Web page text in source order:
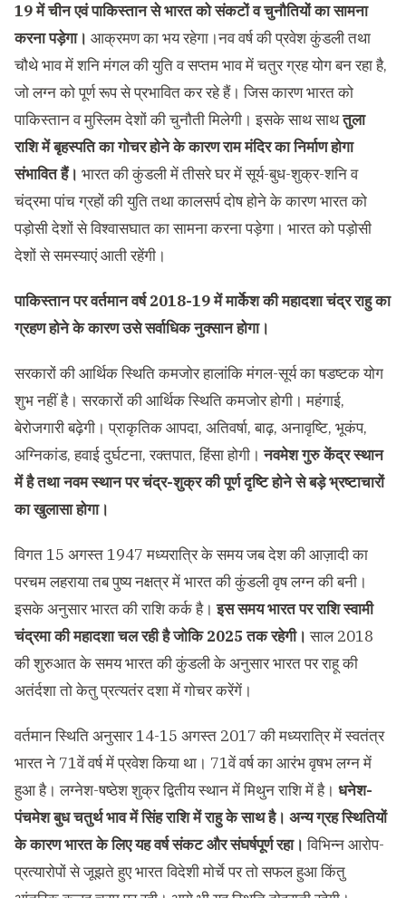
19 में चीन एवं पाकिस्तान से भारत को संकटों व चुनौतियों का सामना
करना पड़ेगा। आक्रमण का भय रहेगा।नव वर्ष की प्रवेश कुंडली तथा
चौथे भाव में शनि मंगल की युति व सप्तम भाव में चतुर ग्रह योग बन रहा है,
जो लग्न को पूर्ण रूप से प्रभावित कर रहे हैं। जिस कारण भारत को
पाकिस्तान व मुस्लिम देशों की चुनौती मिलेगी। इसके साथ साथतुला
राशि में बृहस्पति का गोचर होने के कारण राम मंदिर का निर्माण होगा
संभावित हैं। भारत की कुंडली में तीसरे घर में सूर्य-बुध-शुक्र-शनि व
चंद्रमा पांच ग्रहों की युति तथा कालसर्प दोष होने के कारण भारत को
पड़ोसी देशों से विश्वासघात का सामना करना पड़ेगा। भारत को पड़ोसी
देशों से समस्याएं आती रहेंगी।
पाकिस्तान पर वर्तमान वर्ष 2018-19 में मार्केश की महादशा चंद्र राहु का
ग्रहण होने के कारण उसे सर्वाधिक नुक्सान होगा।
सरकारों की आर्थिक स्थिति कमजोर हालांकि मंगल-सूर्य का षडष्टक योग
शुभ नहीं है। सरकारों की आर्थिक स्थिति कमजोर होगी। महंगाई,
बेरोजगारी बढ़ेगी। प्राकृतिक आपदा, अतिवर्षा, बाढ़, अनावृष्टि, भूकंप,
अग्निकांड, हवाई दुर्घटना, रक्तपात, हिंसा होगी।नवमेश गुरु केंद्र स्थान
में है तथा नवम स्थान पर चंद्र-शुक्र की पूर्ण दृष्टि होने से बड़े भ्रष्टाचारों
का खुलासा होगा।
विगत 15 अगस्त 1947 मध्यरात्रि के समय जब देश की आज़ादी का
परचम लहराया तब पुष्य नक्षत्र में भारत की कुंडली वृष लग्न की बनी।
इसके अनुसार भारत की राशि कर्क है।इस समय भारत पर राशि स्वामी
चंद्रमा की महादशा चल रही है जोकि 2025 तक रहेगी। साल 2018
की शुरुआत के समय भारत की कुंडली के अनुसार भारत पर राहू की
अतंर्दशा तो केतु प्रत्यतंर दशा में गोचर करेंगें।
वर्तमान स्थिति अनुसार 14-15 अगस्त 2017 की मध्यरात्रि में स्वतंत्र
भारत ने 71वें वर्ष में प्रवेश किया था। 71वें वर्ष का आरंभ वृषभ लग्न में
हुआ है। लग्नेश-षष्ठेश शुक्र द्वितीय स्थान में मिथुन राशि में है। धनेश-
पंचमेश बुध चतुर्थ भाव में सिंह राशि में राहु के साथ है। अन्य ग्रह स्थितियों
के कारण भारत के लिए यह वर्ष संकट और संघर्षपूर्ण रहा। विभिन्न आरोप-
प्रत्यारोपों से जूझते हुए भारत विदेशी मोर्चे पर तो सफल हुआ किंतु